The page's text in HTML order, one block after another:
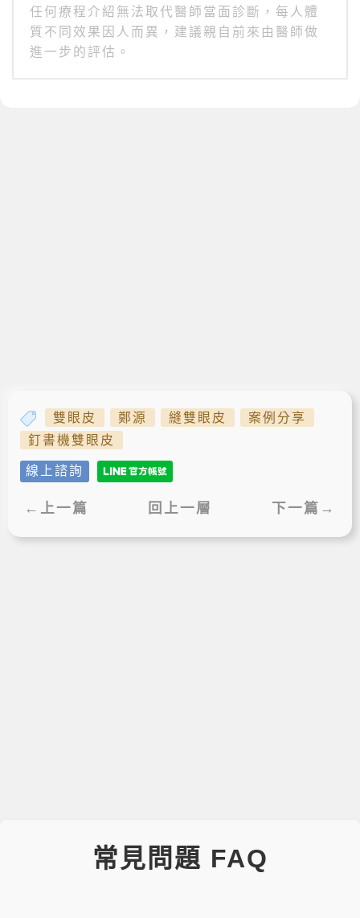
任何療程介紹無法取代醫師當面診斷，每人體
質不同效果因人而異，建議親自前來由醫師做
進一步的評估。
雙眼皮 鄭源 縫雙眼皮
案例分享
釘書機雙眼皮
線上諮詢
←上一篇 回上一層 下一篇→
常見問題 FAQ